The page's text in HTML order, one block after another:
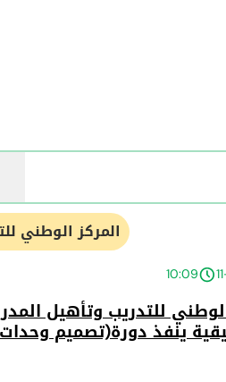
المركز الوطني
10:09
للتدريب وتأهيل
ينفذ دورة(تصميم